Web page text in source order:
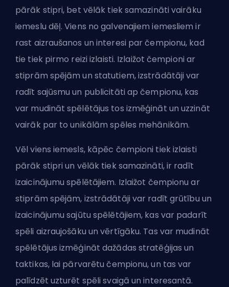
pārāk stipri, bet vēlāk tiek samazināti vairāku
iemeslu dēļ. Viens no galvenajiem iemesliem ir
rast aizraušanos un interesi par čempionu, kad
tie tiek pirmo reizi izlaisti. Izlaižot čempioni ar
stiprām spējām un statutiem, izstrādātāji var
radīt sajūsmu un publicitāti ap čempionu, kas
var mudināt spēlētājus tos izmēģināt un uzzināt
vairāk par to unikālām spēles mehānikām.
Vēl viens iemesls, kāpēc čempioni tiek izlaisti
pārāk stipri un vēlāk tiek samazināti, ir radīt
izaicinājumu spēlētājiem. Izlaižot čempionu ar
stiprām spējām, izstrādātāji var radīt grūtību un
izaicinājumu sajūtu spēlētājiem, kas var padarīt
spēli aizraujošāku un vērtīgāku. Tas var mudināt
spēlētājus izmēģināt dažādas stratēģijas un
taktikas, lai pārvarētu čempionu, un tas var
palīdzēt uzturēt spēli svaigā un interesantā.